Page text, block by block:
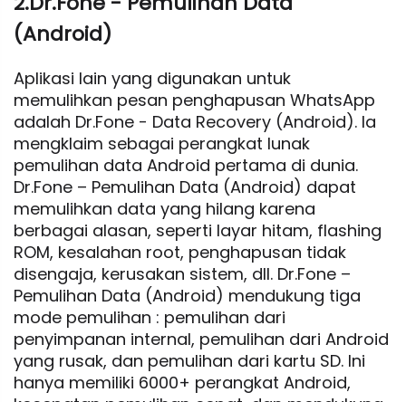
(Android)
Aplikasi lain yang digunakan untuk
memulihkan pesan penghapusan WhatsApp
adalah Dr.Fone - Data Recovery (Android). Ia
mengklaim sebagai perangkat lunak
pemulihan data Android pertama di dunia.
Dr.Fone – Pemulihan Data (Android) dapat
memulihkan data yang hilang karena
berbagai alasan, seperti layar hitam, flashing
ROM, kesalahan root, penghapusan tidak
disengaja, kerusakan sistem, dll. Dr.Fone –
Pemulihan Data (Android) mendukung tiga
mode pemulihan : pemulihan dari
penyimpanan internal, pemulihan dari Android
yang rusak, dan pemulihan dari kartu SD. Ini
hanya memiliki 6000+ perangkat Android,